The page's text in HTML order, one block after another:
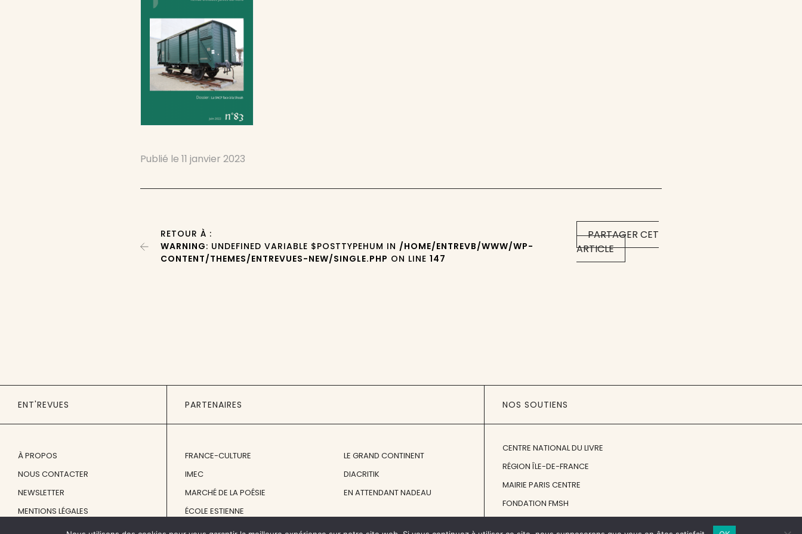
Publié le11 janvier 2023
PARTAGER CET
ARTICLE
RETOUR À :
WARNING: UNDEFINED VARIABLE $POSTTYPEHUM IN /HOME/ENTREVB/WWW/WP-
CONTENT/THEMES/ENTREVUES-NEW/SINGLE.PHP ON LINE147
ENT'REVUES
À PROPOS
NOUS CONTACTER
NEWSLETTER
MENTIONS LÉGALES
PARTENAIRES
FRANCE-CULTURE
IMEC
MARCHÉ DE LA POÉSIE
ÉCOLE ESTIENNE
LE GRAND CONTINENT
DIACRITIK
EN ATTENDANT NADEAU
NOS SOUTIENS
CENTRE NATIONAL DU LIVRE
RÉGION ÎLE-DE-FRANCE
MAIRIE PARIS CENTRE
FONDATION FMSH